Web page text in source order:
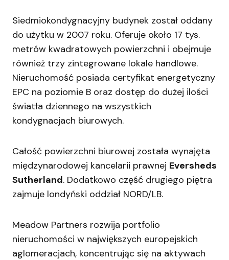
Siedmiokondygnacyjny budynek został oddany
do użytku w 2007 roku. Oferuje około 17 tys.
metrów kwadratowych powierzchni i obejmuje
również trzy zintegrowane lokale handlowe.
Nieruchomość posiada certyfikat energetyczny
EPC na poziomie B oraz dostęp do dużej ilości
światła dziennego na wszystkich
kondygnacjach biurowych.
Całość powierzchni biurowej została wynajęta
międzynarodowej kancelarii prawnej Eversheds
Sutherland. Dodatkowo część drugiego piętra
zajmuje londyński oddział NORD/LB.
Meadow Partners rozwija portfolio
nieruchomości w największych europejskich
aglomeracjach, koncentrując się na aktywach